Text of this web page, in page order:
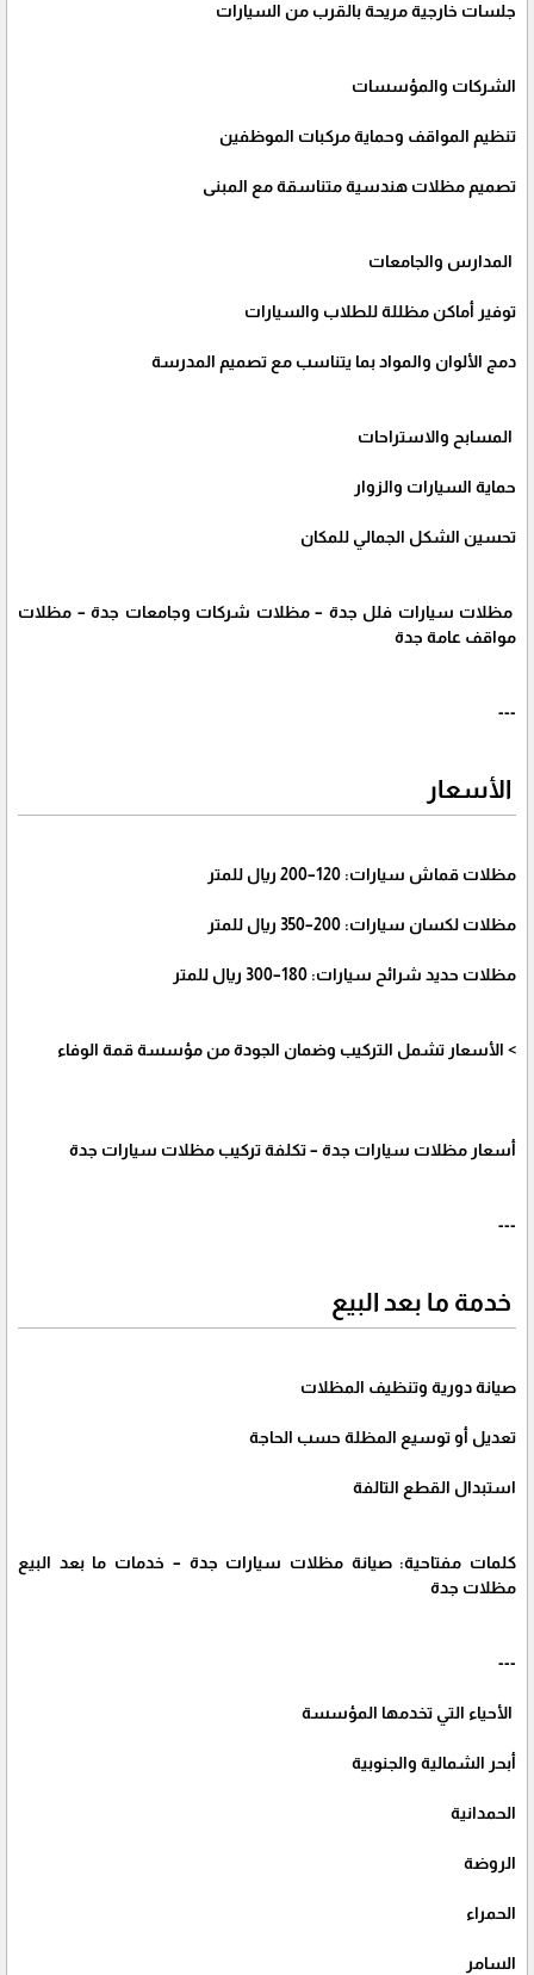
جلسات خارجية مريحة بالقرب من السيارات
الشركات والمؤسسات
تنظيم المواقف وحماية مركبات الموظفين
تصميم مظلات هندسية متناسقة مع المبنى
المدارس والجامعات
توفير أماكن مظللة للطلاب والسيارات
دمج الألوان والمواد بما يتناسب مع تصميم المدرسة
المسابح والاستراحات
حماية السيارات والزوار
تحسين الشكل الجمالي للمكان
مظلات سيارات فلل جدة – مظلات شركات وجامعات جدة – مظلات
مواقف عامة جدة
---
الأسعار
مظلات قماش سيارات: 120–200 ريال للمتر
مظلات لكسان سيارات: 200–350 ريال للمتر
مظلات حديد شرائح سيارات: 180–300 ريال للمتر
> الأسعار تشمل التركيب وضمان الجودة من مؤسسة قمة الوفاء
أسعار مظلات سيارات جدة – تكلفة تركيب مظلات سيارات جدة
---
خدمة ما بعد البيع
صيانة دورية وتنظيف المظلات
تعديل أو توسيع المظلة حسب الحاجة
استبدال القطع التالفة
كلمات مفتاحية: صيانة مظلات سيارات جدة – خدمات ما بعد البيع
مظلات جدة
---
الأحياء التي تخدمها المؤسسة
أبحر الشمالية والجنوبية
الحمدانية
الروضة
الحمراء
السامر